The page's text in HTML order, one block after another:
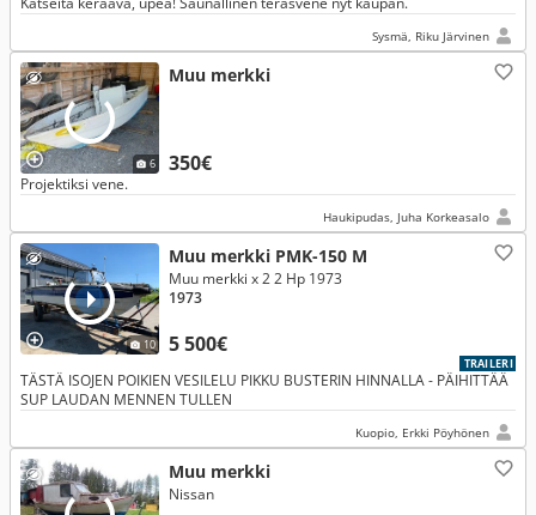
Sysmä, Riku Järvinen
6
Muu merkki
350€
Projektiksi vene.
Haukipudas, Juha Korkeasalo
10
Muu merkki PMK-150 M
5 500€
Muu merkki x 2 2 Hp 1973
1973
TRAILERI
TÄSTÄ ISOJEN POIKIEN VESILELU PIKKU BUSTERIN HINNALLA - PÄIHITTÄÄ
SUP LAUDAN MENNEN TULLEN
Kuopio, Erkki Pöyhönen
Muu merkki
Nissan